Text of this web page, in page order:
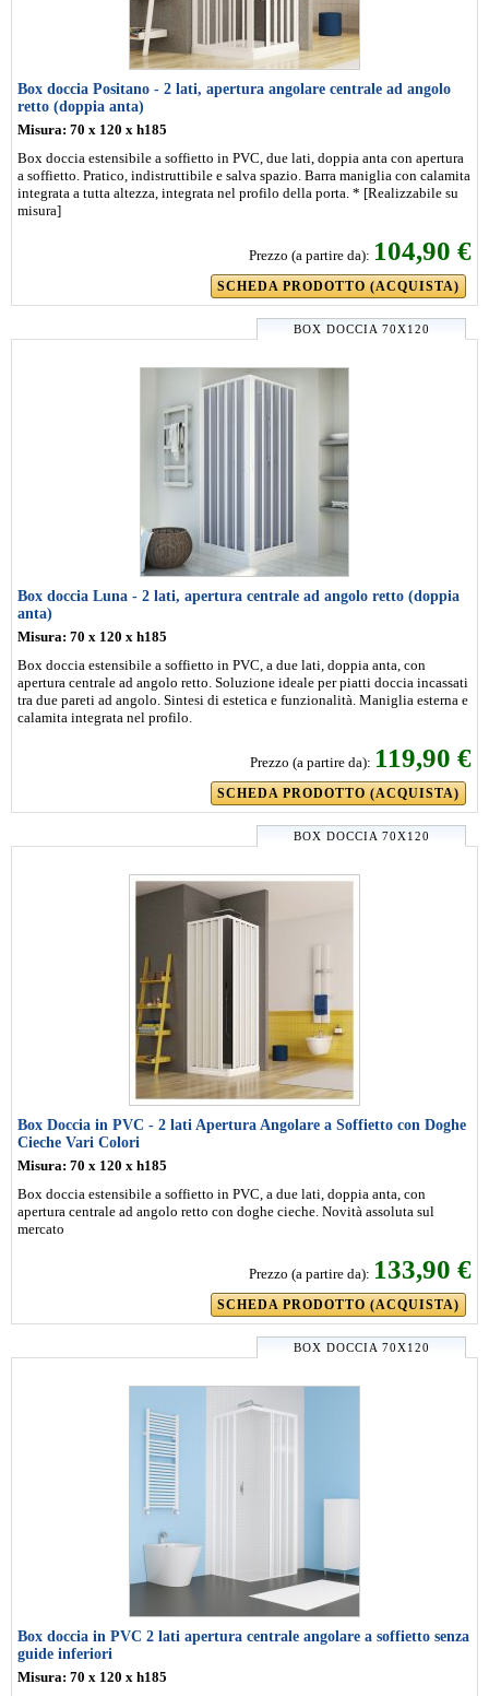
Box doccia Positano - 2 lati, apertura angolare centrale ad angolo
retto (doppia anta)
Misura: 70 x 120 x h185
Box doccia estensibile a soffietto in PVC, due lati, doppia anta con apertura
a soffietto. Pratico, indistruttibile e salva spazio. Barra maniglia con calamita
integrata a tutta altezza, integrata nel profilo della porta. * [Realizzabile su
misura]
Prezzo (a partire da): 104,90 €
SCHEDA PRODOTTO (ACQUISTA)
BOX DOCCIA 70X120
Box doccia Luna - 2 lati, apertura centrale ad angolo retto (doppia
anta)
Misura: 70 x 120 x h185
Box doccia estensibile a soffietto in PVC, a due lati, doppia anta, con
apertura centrale ad angolo retto. Soluzione ideale per piatti doccia incassati
tra due pareti ad angolo. Sintesi di estetica e funzionalità. Maniglia esterna e
calamita integrata nel profilo.
Prezzo (a partire da): 119,90 €
SCHEDA PRODOTTO (ACQUISTA)
BOX DOCCIA 70X120
Box Doccia in PVC - 2 lati Apertura Angolare a Soffietto con Doghe
Cieche Vari Colori
Misura: 70 x 120 x h185
Box doccia estensibile a soffietto in PVC, a due lati, doppia anta, con
apertura centrale ad angolo retto con doghe cieche. Novità assoluta sul
mercato
Prezzo (a partire da): 133,90 €
SCHEDA PRODOTTO (ACQUISTA)
BOX DOCCIA 70X120
Box doccia in PVC 2 lati apertura centrale angolare a soffietto senza
guide inferiori
Misura: 70 x 120 x h185